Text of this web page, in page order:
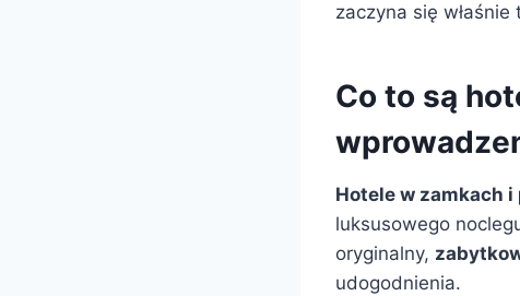
zaczyna się właśnie
Co to są
Hotele w zamkach i
luksusowego
oryginalny,
udogodnienia.